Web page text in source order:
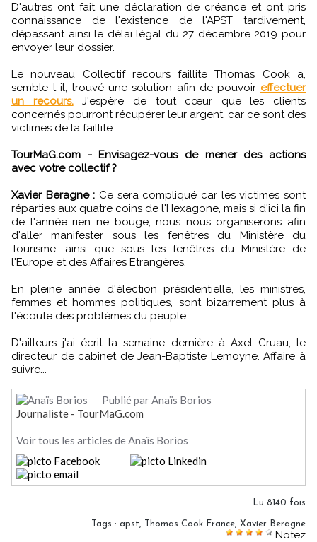
D'autres ont fait une déclaration de créance et ont pris
connaissance de l'existence de l'APST tardivement,
dépassant ainsi le délai légal du 27 décembre 2019 pour
envoyer leur dossier.
Le nouveau Collectif recours faillite Thomas Cook a,
semble-t-il, trouvé une solution afin de pouvoir effectuer
un recours.J'espère de tout cœur que les clients
concernés pourront récupérer leur argent, car ce sont des
victimes de la faillite.
TourMaG.com - Envisagez-vous de mener des actions
avec votre collectif ?
Xavier Beragne : Ce sera compliqué car les victimes sont
réparties aux quatre coins de l'Hexagone, mais si d'ici la fin
de l'année rien ne bouge, nous nous organiserons afin
d'aller manifester sous les fenêtres du Ministère du
Tourisme, ainsi que sous les fenêtres du Ministère de
l'Europe et des Affaires Etrangères.
En pleine année d'élection présidentielle, les ministres,
femmes et hommes politiques, sont bizarrement plus à
l'écoute des problèmes du peuple.
D'ailleurs j'ai écrit la semaine dernière à Axel Cruau, le
directeur de cabinet de Jean-Baptiste Lemoyne. Affaire à
suivre...
Publié par Anaïs Borios
Journaliste - TourMaG.com
Voir tous les articles de Anaïs Borios
Lu 8140 fois
Tags : apst, Thomas Cook France, Xavier Beragne
Notez